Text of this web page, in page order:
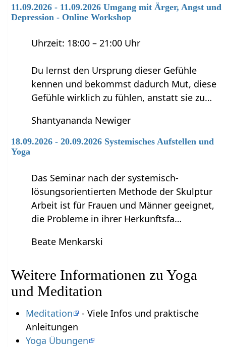
11.09.2026 - 11.09.2026 Umgang mit Ärger, Angst und
Depression - Online Workshop
Uhrzeit: 18:00 – 21:00 Uhr
Du lernst den Ursprung dieser Gefühle
kennen und bekommst dadurch Mut, diese
Gefühle wirklich zu fühlen, anstatt sie zu…
Shantyananda Newiger
18.09.2026 - 20.09.2026 Systemisches Aufstellen und
Yoga
Das Seminar nach der systemisch-
lösungsorientierten Methode der Skulptur
Arbeit ist für Frauen und Männer geeignet,
die Probleme in ihrer Herkunftsfa…
Beate Menkarski
Weitere Informationen zu Yoga
und Meditation
Meditation
- Viele Infos und praktische
Anleitungen
Yoga Übungen